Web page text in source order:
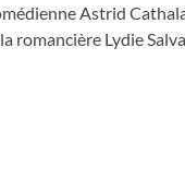
Astrid
romancière Lydie